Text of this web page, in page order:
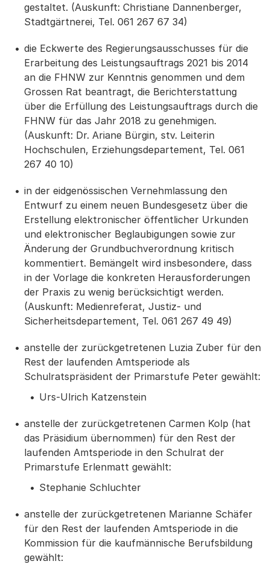
gestaltet. (Auskunft: Christiane Dannenberger,
Stadtgärtnerei, Tel. 061 267 67 34)
die Eckwerte des Regierungsausschusses für die
Erarbeitung des Leistungsauftrags 2021 bis 2014
an die FHNW zur Kenntnis genommen und dem
Grossen Rat beantragt, die Berichterstattung
über die Erfüllung des Leistungsauftrags durch die
FHNW für das Jahr 2018 zu genehmigen.
(Auskunft: Dr. Ariane Bürgin, stv. Leiterin
Hochschulen, Erziehungsdepartement, Tel. 061
267 40 10)
in der eidgenössischen Vernehmlassung den
Entwurf zu einem neuen Bundesgesetz über die
Erstellung elektronischer öffentlicher Urkunden
und elektronischer Beglaubigungen sowie zur
Änderung der Grundbuchverordnung kritisch
kommentiert. Bemängelt wird insbesondere, dass
in der Vorlage die konkreten Herausforderungen
der Praxis zu wenig berücksichtigt werden.
(Auskunft: Medienreferat, Justiz- und
Sicherheitsdepartement, Tel. 061 267 49 49)
anstelle der zurückgetretenen Luzia Zuber für den
Rest der laufenden Amtsperiode als
Schulratspräsident der Primarstufe Peter gewählt:
Urs-Ulrich Katzenstein
anstelle der zurückgetretenen Carmen Kolp (hat
das Präsidium übernommen) für den Rest der
laufenden Amtsperiode in den Schulrat der
Primarstufe Erlenmatt gewählt:
Stephanie Schluchter
anstelle der zurückgetretenen Marianne Schäfer
für den Rest der laufenden Amtsperiode in die
Kommission für die kaufmännische Berufsbildung
gewählt: